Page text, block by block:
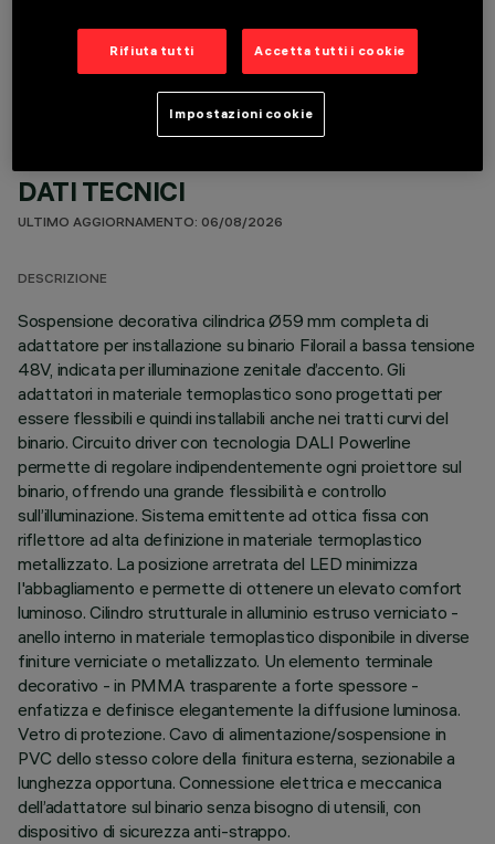
COMPONENTI OPZIONALI
DATI TECNICI
ULTIMO AGGIORNAMENTO: 06/08/2026
DESCRIZIONE
Sospensione decorativa cilindrica Ø59 mm completa di
adattatore per installazione su binario Filorail a bassa tensione
48V, indicata per illuminazione zenitale d’accento. Gli
adattatori in materiale termoplastico sono progettati per
essere flessibili e quindi installabili anche nei tratti curvi del
binario. Circuito driver con tecnologia DALI Powerline
permette di regolare indipendentemente ogni proiettore sul
binario, offrendo una grande flessibilità e controllo
sull’illuminazione. Sistema emittente ad ottica fissa con
riflettore ad alta definizione in materiale termoplastico
metallizzato. La posizione arretrata del LED minimizza
l'abbagliamento e permette di ottenere un elevato comfort
luminoso. Cilindro strutturale in alluminio estruso verniciato -
anello interno in materiale termoplastico disponibile in diverse
finiture verniciate o metallizzato. Un elemento terminale
decorativo - in PMMA trasparente a forte spessore -
enfatizza e definisce elegantemente la diffusione luminosa.
Vetro di protezione. Cavo di alimentazione/sospensione in
PVC dello stesso colore della finitura esterna, sezionabile a
lunghezza opportuna. Connessione elettrica e meccanica
dell’adattatore sul binario senza bisogno di utensili, con
dispositivo di sicurezza anti-strappo.
Rifiuta tutti Accetta tutti i cookie
Impostazioni cookie